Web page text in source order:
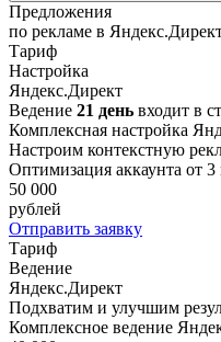
Предложения
по рекламе в
Тариф
Настройка
Яндекс.Директ
Ведение 21 день входит в
Комплексная настройка
Настроим контекстную
Оптимизация аккаунта от 3
50 000
рублей
Отправить заявку
Тариф
Ведение
Яндекс.Директ
Подхватим и улучшим
Комплексное ведение